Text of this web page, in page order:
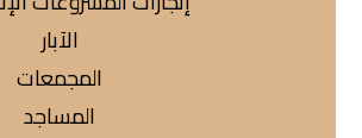
الآبار
المجمعات
المساجد